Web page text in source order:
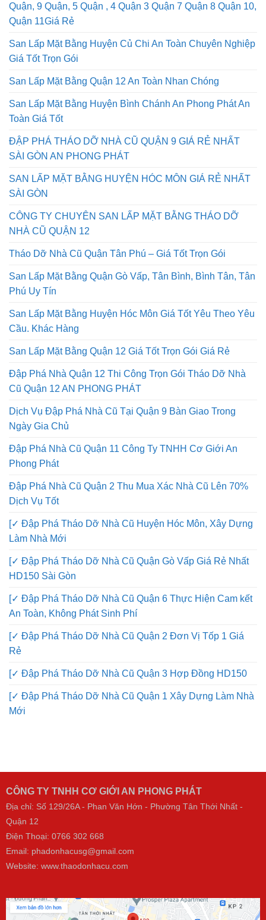
Quận, 9 Quận, 5 Quận , 4 Quận 3 Quận 7 Quận 8 Quận 10,
Quận 11Giá Rẻ
San Lấp Mặt Bằng Huyện Củ Chi An Toàn Chuyên Nghiệp
Giá Tốt Trọn Gói
San Lấp Mặt Bằng Quận 12 An Toàn Nhan Chóng
San Lấp Mặt Bằng Huyện Bình Chánh An Phong Phát An
Toàn Giá Tốt
ĐẬP PHÁ THÁO DỠ NHÀ CŨ QUẬN 9 GIÁ RẺ NHẤT
SÀI GÒN AN PHONG PHÁT
SAN LẤP MẶT BẰNG HUYỆN HÓC MÔN GIÁ RẺ NHẤT
SÀI GÒN
CÔNG TY CHUYÊN SAN LẤP MẶT BẰNG THÁO DỠ
NHÀ CŨ QUẬN 12
Tháo Dỡ Nhà Cũ Quận Tân Phú – Giá Tốt Trọn Gói
San Lấp Mặt Bằng Quận Gò Vấp, Tân Bình, Bình Tân, Tân
Phú Uy Tín
San Lấp Mặt Bằng Huyện Hóc Môn Giá Tốt Yêu Theo Yêu
Cầu. Khác Hàng
San Lấp Mặt Bằng Quận 12 Giá Tốt Trọn Gói Giá Rẻ
Đập Phá Nhà Quận 12 Thi Công Trọn Gói Tháo Dỡ Nhà
Cũ Quận 12 AN PHONG PHÁT
Dịch Vụ Đập Phá Nhà Cũ Tại Quận 9 Bàn Giao Trong
Ngày Gia Chủ
Đập Phá Nhà Cũ Quận 11 Công Ty TNHH Cơ Giới An
Phong Phát
Đập Phá Nhà Cũ Quận 2 Thu Mua Xác Nhà Cũ Lên 70%
Dịch Vụ Tốt
[✓ Đập Phá Tháo Dỡ Nhà Cũ Huyện Hóc Môn, Xây Dựng
Làm Nhà Mới
[✓ Đập Phá Tháo Dỡ Nhà Cũ Quận Gò Vấp Giá Rẻ Nhất
HD150 Sài Gòn
[✓ Đập Phá Tháo Dỡ Nhà Cũ Quận 6 Thực Hiện Cam kết
An Toàn, Không Phát Sinh Phí
[✓ Đập Phá Tháo Dỡ Nhà Cũ Quận 2 Đơn Vị Tốp 1 Giá
Rẻ
[✓ Đập Phá Tháo Dỡ Nhà Cũ Quận 3 Hợp Đồng HD150
[✓ Đập Phá Tháo Dỡ Nhà Cũ Quận 1 Xây Dựng Làm Nhà
Mới
CÔNG TY TNHH CƠ GIỚI AN PHONG PHÁT
Địa chỉ: Số 129/26A - Phan Văn Hớn - Phường Tân Thới Nhất -
Quận 12
Điện Thoại: 0766 302 668
Email: phadonhacusg@gmail.com
Website: www.thaodonhacu.com